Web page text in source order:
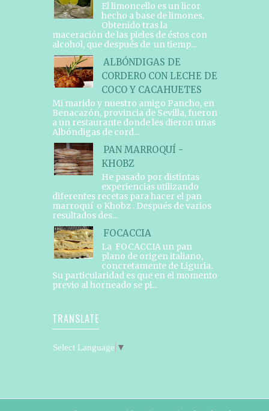
El limoncello es un licor
hecho a base de limones.
Obtenido tras la
maceración de las pieles de éstos con
alcohol, que después de un tiemp...
ALBÓNDIGAS DE
CORDERO CON LECHE DE
COCO Y CACAHUETES
Mi marido y nuestro amigo Pancho, en
Benacazón, provincia de Sevilla, fueron
a un restaurante donde les dieron unas
Albóndigas de cord...
PAN MARROQUÍ -
KHOBZ
He pasado por distintas
experiencias utilizando
diferentes recetas para hacer el pan
marroquí o Khobz . Después de varios
resultados des...
FOCACCIA
La FOCACCIA un pan
plano de origen italiano,
concretamente de Liguria.
Su particularidad es que en el momento
previo al horneado se pi...
TRANSLATE
Select Language ▼